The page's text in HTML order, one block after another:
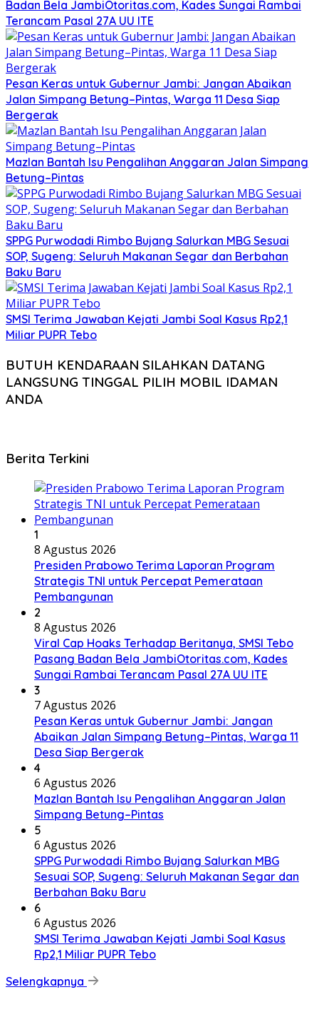
Badan Bela JambiOtoritas.com, Kades Sungai Rambai
Terancam Pasal 27A UU ITE
Pesan Keras untuk Gubernur Jambi: Jangan Abaikan
Jalan Simpang Betung–Pintas, Warga 11 Desa Siap
Bergerak
Mazlan Bantah Isu Pengalihan Anggaran Jalan Simpang
Betung–Pintas
SPPG Purwodadi Rimbo Bujang Salurkan MBG Sesuai
SOP, Sugeng: Seluruh Makanan Segar dan Berbahan
Baku Baru
SMSI Terima Jawaban Kejati Jambi Soal Kasus Rp2,1
Miliar PUPR Tebo
BUTUH KENDARAAN SILAHKAN DATANG
LANGSUNG TINGGAL PILIH MOBIL IDAMAN
ANDA
Berita Terkini
1
8 Agustus 2026
Presiden Prabowo Terima Laporan Program
Strategis TNI untuk Percepat Pemerataan
Pembangunan
2
8 Agustus 2026
Viral Cap Hoaks Terhadap Beritanya, SMSI Tebo
Pasang Badan Bela JambiOtoritas.com, Kades
Sungai Rambai Terancam Pasal 27A UU ITE
3
7 Agustus 2026
Pesan Keras untuk Gubernur Jambi: Jangan
Abaikan Jalan Simpang Betung–Pintas, Warga 11
Desa Siap Bergerak
4
6 Agustus 2026
Mazlan Bantah Isu Pengalihan Anggaran Jalan
Simpang Betung–Pintas
5
6 Agustus 2026
SPPG Purwodadi Rimbo Bujang Salurkan MBG
Sesuai SOP, Sugeng: Seluruh Makanan Segar dan
Berbahan Baku Baru
6
6 Agustus 2026
SMSI Terima Jawaban Kejati Jambi Soal Kasus
Rp2,1 Miliar PUPR Tebo
Selengkapnya